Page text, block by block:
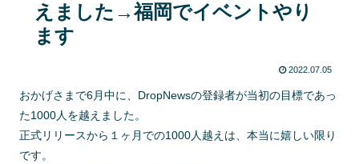
えました→福岡でイベントやり
ます
2022.07.05
おかげさまで6月中に、DropNewsの登録者が当初の目標であっ
た1000人を越えました。
正式リリースから１ヶ月での1000人越えは、本当に嬉しい限り
です。